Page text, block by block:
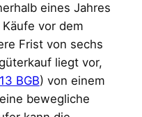
eines Jahres
vor dem
Frist von sechs
liegt vor,
BGB) von einem
bewegliche